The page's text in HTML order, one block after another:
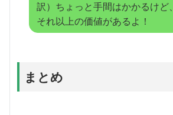
訳）ちょっと手間はかかるけど、
それ以上の価値があるよ！
まとめ